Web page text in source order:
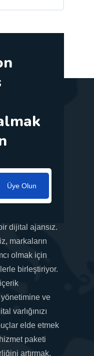
Üye Olun
yenilikçi
dijital ajansız.
markaların
olmak için
birleştiriyor.
ve
varlığınızı
elde etmek
paketi
artırmak,